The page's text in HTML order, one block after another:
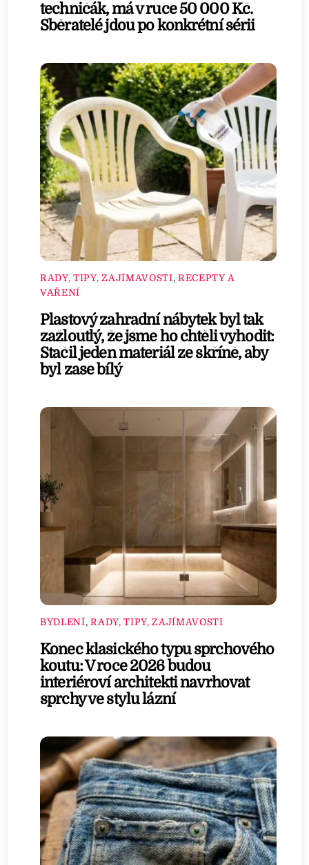
techničák, má v ruce 50 000 Kč.
Sběratelé jdou po konkrétní sérii
RADY, TIPY, ZAJÍMAVOSTI, RECEPTY A
VAŘENÍ
Plastový zahradní nábytek byl tak
zažloutlý, že jsme ho chtěli vyhodit:
Stačil jeden materiál ze skříně, aby
byl zase bílý
BYDLENÍ,RADY, TIPY, ZAJÍMAVOSTI
Konec klasického typu sprchového
koutu: V roce 2026 budou
interiéroví architekti navrhovat
sprchy ve stylu lázní